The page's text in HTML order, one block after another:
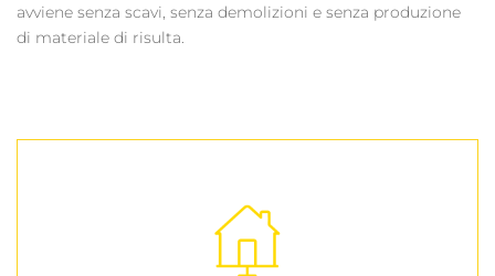
avviene senza scavi, senza demolizioni e senza produzione
di materiale di risulta.